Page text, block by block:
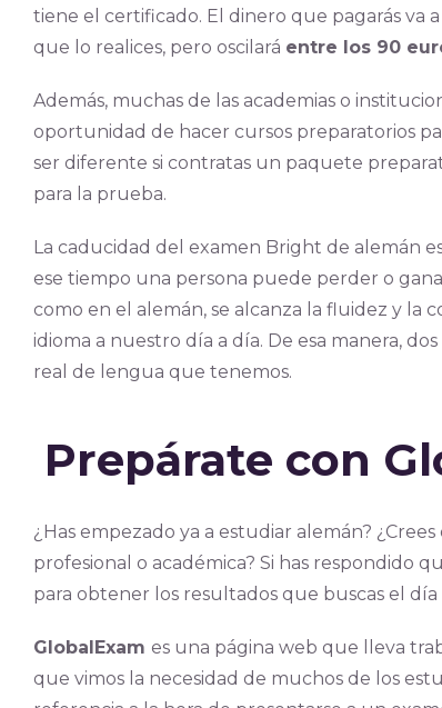
tiene el certificado. El dinero que pagarás va
que lo realices, pero oscilará entre los 90
Además, muchas de las academias o
oportunidad de hacer cursos preparatorios
ser diferente si contratas un paquete
para la prueba.
La caducidad del examen Bright de alemán
ese tiempo una persona puede perder o
como en el alemán, se alcanza la fluidez y la
idioma a nuestro día a día. De esa manera,
real de lengua que tenemos.
Prepárate con
¿Has empezado ya a estudiar alemán?
profesional o académica? Si has respondido
para obtener los resultados que buscas el
GlobalExam es una página web que lleva
que vimos la necesidad de muchos de los